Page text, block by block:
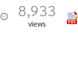
8,933
views